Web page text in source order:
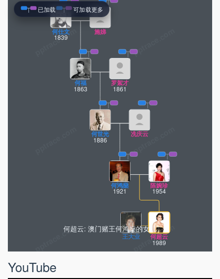
pptrace.com
何超云
1989
何鸿燊
1921
陈婉珍
1954
何世光
1886
冼庆云
何福
1863
罗絮才
1861
何仕文
1839
施娣
王大业
何超云: 澳门赌王何鸿燊的女儿
已加载 可加载更多
YouTube